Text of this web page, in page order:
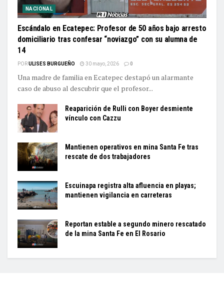
NACIONAL
Escándalo en Ecatepec: Profesor de 50 años bajo arresto
domiciliario tras confesar “noviazgo” con su alumna de
14
PORULISES BURGUEÑO 30 mayo, 2026 0
Una madre de familia en Ecatepec destapó un alarmante
caso de abuso al descubrir que el profesor...
Reaparición de Rulli con Boyer desmiente
vínculo con Cazzu
Mantienen operativos en mina Santa Fe tras
rescate de dos trabajadores
Escuinapa registra alta afluencia en playas;
mantienen vigilancia en carreteras
Reportan estable a segundo minero rescatado
de la mina Santa Fe en El Rosario